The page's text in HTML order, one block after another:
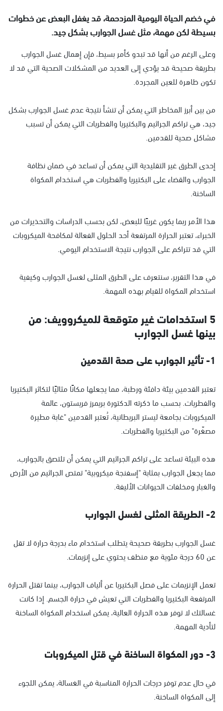
في خضم الحياة اليومية المزدحمة، قد يغفل البعض عن خطوات
بسيطة لكن مهمة، مثل غسل الجوارب بشكل جيد.
وعلى الرغم من أنها قد تبدو كأمر بسيط، فإن إهمال غسل الجوارب
بطريقة صحيحة قد يؤدي إلى العديد من المشكلات الصحية التي قد لا
تكون ظاهرة للعين المجردة.
من بين أبرز المخاطر التي يمكن أن تنشأ نتيجة عدم غسل الجوارب بشكل
جيد، هي تراكم الجراثيم والبكتيريا والفطريات التي يمكن أن تسبب
مشاكل صحية للقدمين.
إحدى الطرق غير التقليدية التي يمكن أن تساعد في ضمان نظافة
الجوارب والقضاء على البكتيريا والفطريات هي استخدام المكواة
الساخنة.
هذا الأمر ربما يكون غريبًا للبعض، لكن بحسب الدراسات والتحذيرات من
الخبراء، تعتبر الحرارة المرتفعة أحد الحلول الفعالة لمكافحة الميكروبات
التي قد تتراكم على الجوارب نتيجة الاستخدام اليومي.
في هذا التقرير، سنتعرف على الطرق المثلى لغسل الجوارب وكيفية
استخدام المكواة للقيام بهذه المهمة.
5 استخدامات غير متوقعة للميكروويف: من
بينها غسل الجوارب
1- تأثير الجوارب على صحة القدمين
تعتبر القدمين بيئة دافئة ورطبة، مما يجعلها مكانًا مثاليًا لتكاثر البكتيريا
والفطريات. بحسب ما ذكرته الدكتورة بريمرز فريستون، عالمة
الميكروبات بجامعة ليستر البريطانية، تُعتبر القدمين "غابة مطيرة
مصغّرة" من البكتيريا والفطريات.
هذه البيئة تساعد على تراكم الجراثيم التي يمكن أن تلتصق بالجوارب،
مما يجعل الجوارب بمثابة "إسفنجة ميكروبية" تمتص الجراثيم من الأرض
والغبار ومخلفات الحيوانات الأليفة.
2- الطريقة المثلى لغسل الجوارب
غسل الجوارب بطريقة صحيحة يتطلب استخدام ماء بدرجة حرارة لا تقل
عن 60 درجة مئوية مع منظف يحتوي على إنزيمات.
تعمل الإنزيمات على فصل البكتيريا عن ألياف الجوارب، بينما تقتل الحرارة
المرتفعة البكتيريا والفطريات التي تعيش في حرارة الجسم. إذا كانت
غسالتك لا توفر هذه الحرارة العالية، يمكن استخدام المكواة الساخنة
لتأدية المهمة.
3- دور المكواة الساخنة في قتل الميكروبات
في حال عدم توفر درجات الحرارة المناسبة في الغسالة، يمكن اللجوء
إلى المكواة الساخنة.